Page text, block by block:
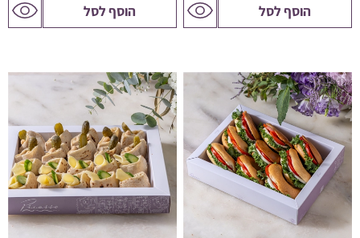
הוסף לסל לדף
המוצר
הוסף לסל לדף
המוצר